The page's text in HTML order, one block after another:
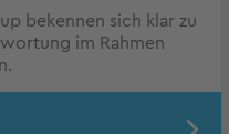
bekennen sich klar zu
im Rahmen